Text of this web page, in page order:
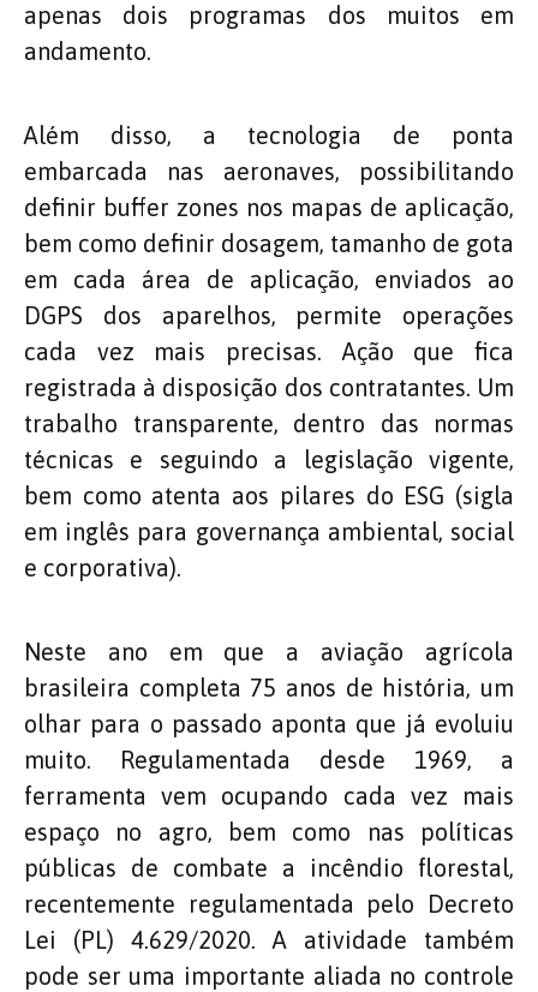
apenas dois programas dos muitos em
andamento.
Além disso, a tecnologia de ponta
embarcada nas aeronaves, possibilitando
definir buffer zones nos mapas de aplicação,
bem como definir dosagem, tamanho de gota
em cada área de aplicação, enviados ao
DGPS dos aparelhos, permite operações
cada vez mais precisas. Ação que fica
registrada à disposição dos contratantes. Um
trabalho transparente, dentro das normas
técnicas e seguindo a legislação vigente,
bem como atenta aos pilares do ESG (sigla
em inglês para governança ambiental, social
e corporativa).
Neste ano em que a aviação agrícola
brasileira completa 75 anos de história, um
olhar para o passado aponta que já evoluiu
muito. Regulamentada desde 1969, a
ferramenta vem ocupando cada vez mais
espaço no agro, bem como nas políticas
públicas de combate a incêndio florestal,
recentemente regulamentada pelo Decreto
Lei (PL) 4.629/2020. A atividade também
pode ser uma importante aliada no controle